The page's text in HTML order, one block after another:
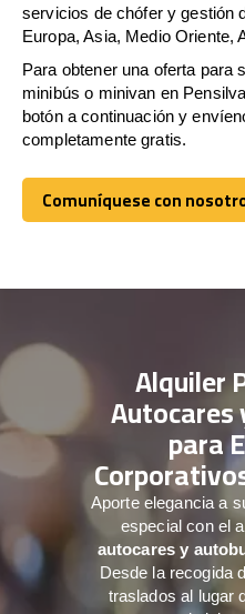
servicios de chófer y gestión
Europa, Asia, Medio Oriente,
Para obtener una oferta para
minibús o minivan en
botón a continuación y
completamente gratis.
Comuníquese con
Comuníquese con
Alquiler
Autocares
para
Aporte elegancia a
especial con el
autocares y
Desde la recogida
traslados al lugar